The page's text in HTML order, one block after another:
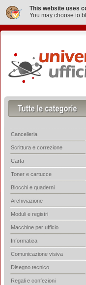
This website uses
You may choose to
Cancelleria
Scrittura e correzione
Carta
Toner e cartucce
Blocchi e quaderni
Archiviazione
Moduli e registri
Macchine per ufficio
Informatica
Comunicazione visiva
Disegno tecnico
Regali e confezioni